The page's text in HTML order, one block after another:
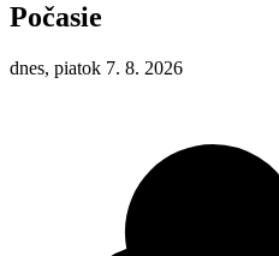
Počasie
dnes, piatok 7. 8. 2026